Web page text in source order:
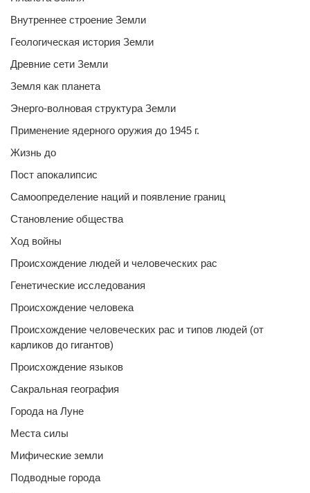
Внутреннее строение Земли
Геологическая история Земли
Древние сети Земли
Земля как планета
Энерго-волновая структура Земли
Применение ядерного оружия до 1945 г.
Жизнь до
Пост апокалипсис
Самоопределение наций и появление границ
Становление общества
Ход войны
Происхождение людей и человеческих рас
Генетические исследования
Происхождение человека
Происхождение человеческих рас и типов людей (от
карликов до гигантов)
Происхождение языков
Сакральная география
Города на Луне
Места силы
Мифические земли
Подводные города